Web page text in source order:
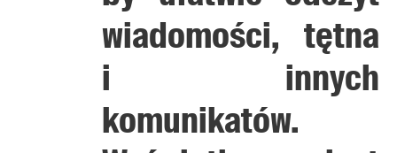
wiadomości, tętna
i innych
komunikatów.